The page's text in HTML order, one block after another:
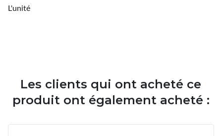
L'unité
Les clients qui ont acheté ce
produit ont également acheté :